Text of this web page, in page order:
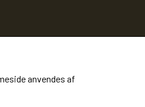
anvendes af